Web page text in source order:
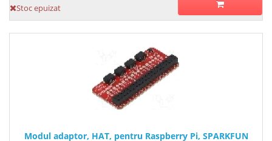
Stoc epuizat
Modul adaptor, HAT, pentru Raspberry Pi, SPARKFUN